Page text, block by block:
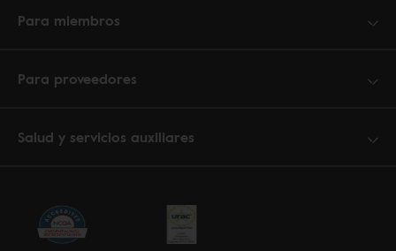
Para miembros
Para proveedores
Salud y servicios auxiliares